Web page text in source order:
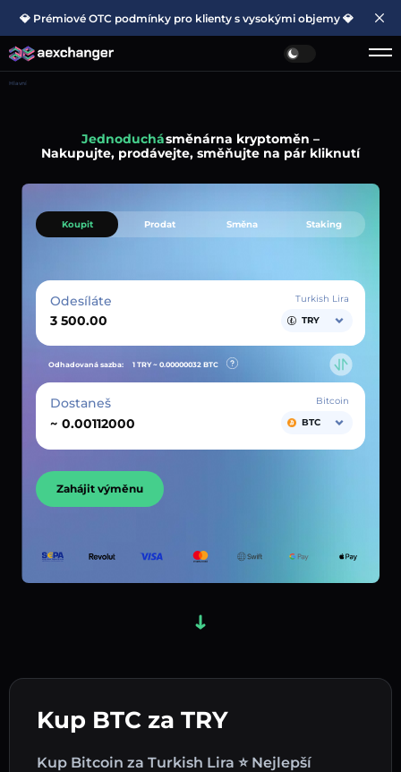
💎 Prémiové OTC podmínky pro klienty s vysokými objemy 💎
Hlavní
Jednoduchásměnárna kryptoměn –
Nakupujte, prodávejte, směňujte na pár kliknutí
Kup BTC za TRY
Kup Bitcoin za Turkish Lira ⭐ Nejlepší
Koupit Prodat Směna Staking
Odesíláte
Turkish Lira
TRY
Odhadovaná sazba: 1 TRY ~ 0.00000032 BTC
Dostaneš
~
Bitcoin
BTC
Zahájit výměnu